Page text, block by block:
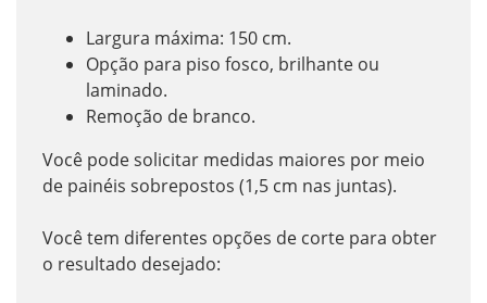
Largura máxima: 150 cm.
Opção para piso fosco, brilhante ou
laminado.
Remoção de branco.
Você pode solicitar medidas maiores por meio
de painéis sobrepostos (1,5 cm nas juntas).
Você tem diferentes opções de corte para obter
o resultado desejado: